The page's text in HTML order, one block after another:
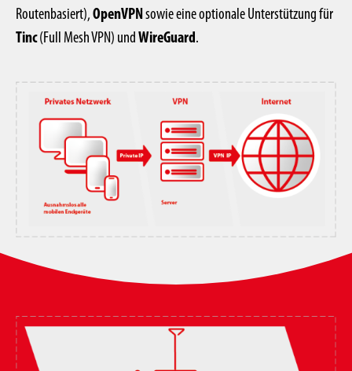
Routenbasiert), OpenVPN sowie eine optionale Unterstützung für
Tinc(Full Mesh VPN) und WireGuard .